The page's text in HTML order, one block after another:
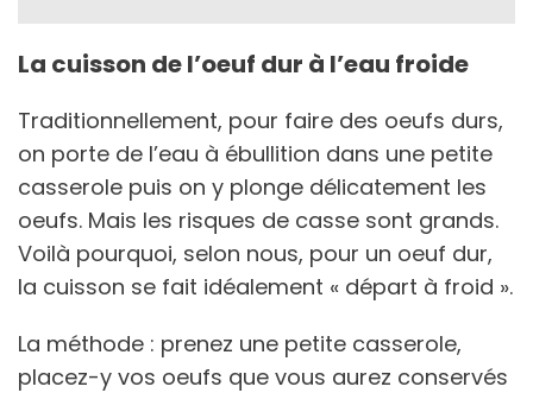
La cuisson de l’oeuf dur à l’eau froide
Traditionnellement, pour faire des oeufs durs,
on porte de l’eau à ébullition dans une petite
casserole puis on y plonge délicatement les
oeufs. Mais les risques de casse sont grands.
Voilà pourquoi, selon nous, pour un oeuf dur,
la cuisson se fait idéalement « départ à froid ».
La méthode : prenez une petite casserole,
placez-y vos oeufs que vous aurez conservés